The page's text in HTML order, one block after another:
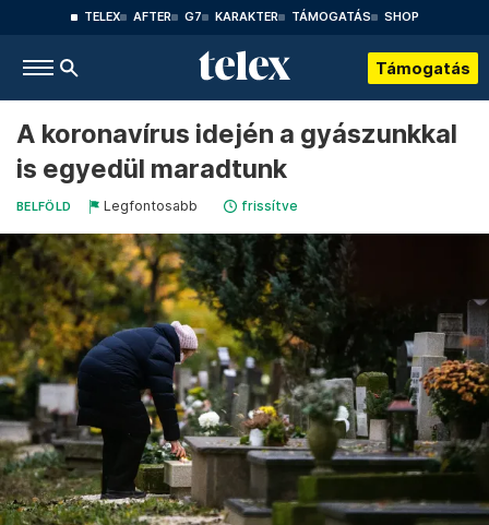
TELEX AFTER G7 KARAKTER TÁMOGATÁS SHOP
Támogatás
A koronavírus idején a gyászunkkal
is egyedül maradtunk
BELFÖLD Legfontosabb frissítve